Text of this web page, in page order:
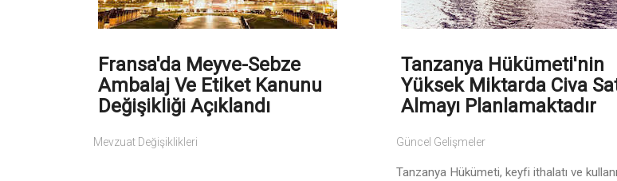
Fransa'da Meyve-Sebze
Ambalaj Ve Etiket Kanunu
Değişikliği Açıklandı
Mevzuat Değişiklikleri
Tanzanya Hükümeti'nin
Yüksek Miktarda Civa
Almayı Planlamaktadır
Güncel Gelişmeler
Tanzanya Hükümeti, keyfi ithalatı ve